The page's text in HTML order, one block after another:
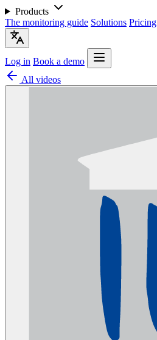
Products
The monitoring guide Solutions Pricing
Log in Book a demo
All videos